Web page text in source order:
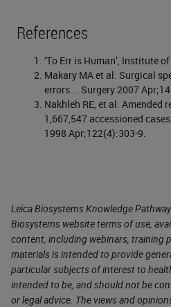
References
‘To Err is Human’, Institute
Makary MA et al. Surgical
errors…. Surgery 2007
Nakhleh RE, et al. Amended
1,667,547 accessioned
1998 Apr;122(4):303-9.
Leica Biosystems Knowledge
Biosystems website terms of use,
content, including webinars, training
materials is intended to provide
particular subjects of interest to
intended to be, and should not be
or legal advice. The views and